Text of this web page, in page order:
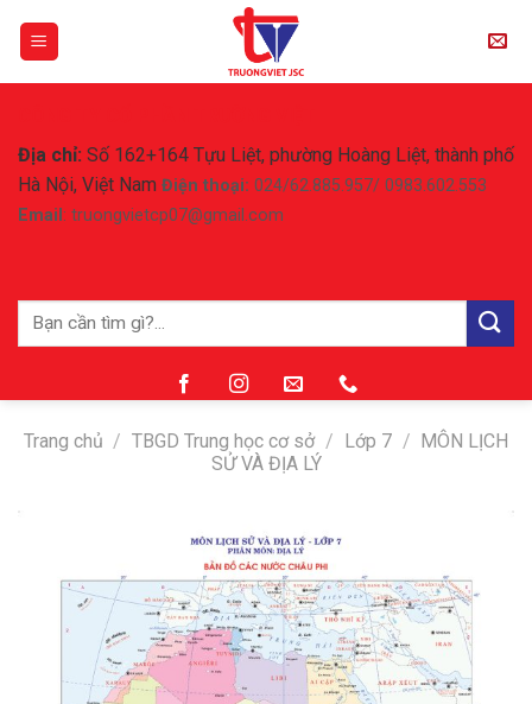
Địa chỉ: Số 162+164 Tựu Liệt, phường Hoàng Liệt, thành phố
Hà Nội, Việt Nam Điện thoại: 024/62.885.957/ 0983.602.553
Email : truongvietcp07@gmail.com
Tìm
Trang chủ / TBGD Trung học cơ sở / Lớp 7 /
MÔN LỊCH
SỬ VÀ ĐỊA LÝ